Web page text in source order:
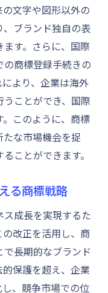
文字や図形以外の
ブランド独自の表
す。さらに、国際
商標登録手続きの
より、企業は海外
ことができ、国際
このように、商標
な市場機会を捉
ことができます。
る商標戦略
成長を実現するた
改正を活用し、商
長期的なブランド
保護を超え、企業
、競争市場での位